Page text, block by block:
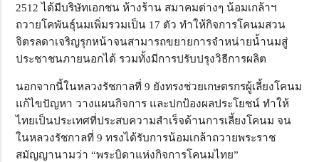
2512 ได้มีบริษัทเอกชน ห้างร้าน สมาคมต่างๆ น้อมเกล้าฯ
ถวายโคพันธุ์นมเพิ่มรวมเป็น 17 ตัว ทำให้กิจการโคนมสวน
จิตรลดาเจริญรุกหน้าจนสามารถขยายการจำหน่ายน้ำนมสู่
ประชาชนภายนอกได้ รวมทั้งมีการปรับปรุงวิธีการผลิต
นอกจากนี้ในหลวงรัชกาลที่ 9 ยังทรงช่วยเกษตรกรผู้เลี้ยงโคนม
แก้ไขปัญหา วางแผนกิจการ และปกป้องผลประโยชน์ ทำให้
ไทยเป็นประเทศที่ประสบความสำเร็จด้านการเลี้ยงโคนม จน
ในหลวงรัชกาลที่ 9 ทรงได้รับการน้อมเกล้าถวายพระราช
สมัญญานามว่า “พระบิดาแห่งกิจการโคนมไทย”